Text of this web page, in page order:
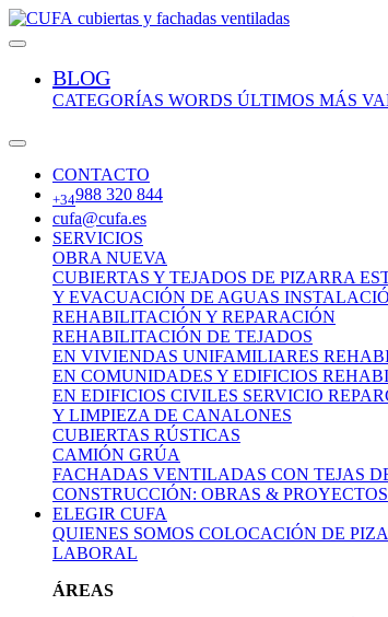
cubiertas y fachadas ventiladas
BLOG
CATEGORÍAS WORDS ÚLTIMOS MÁS
CONTACTO
+34988 320 844
cufa@cufa.es
SERVICIOS
OBRA NUEVA
CUBIERTAS Y TEJADOS DE PIZARRA
Y EVACUACIÓN DE AGUAS
REHABILITACIÓN Y REPARACIÓN
REHABILITACIÓN DE TEJADOS
EN VIVIENDAS UNIFAMILIARES
EN COMUNIDADES Y EDIFICIOS
EN EDIFICIOS CIVILES SERVICIO
Y LIMPIEZA DE CANALONES
CUBIERTAS RÚSTICAS
CAMIÓN GRÚA
FACHADAS VENTILADAS CON TEJAS
CONSTRUCCIÓN: OBRAS & PROYECTOS
ELEGIR CUFA
QUIENES SOMOS COLOCACIÓN DE
LABORAL
ÁREAS